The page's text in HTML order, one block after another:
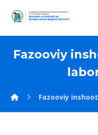
Fazooviy
Fazooviy